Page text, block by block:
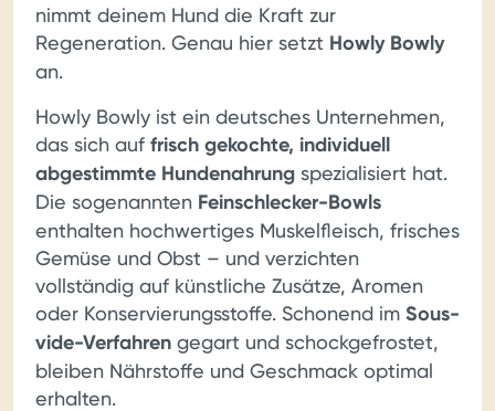
nimmt deinem Hund die Kraft zur
Regeneration. Genau hier setzt Howly Bowly
an.
Howly Bowly ist ein deutsches Unternehmen,
das sich auf frisch gekochte, individuell
abgestimmte Hundenahrung spezialisiert hat.
Die sogenannten Feinschlecker-Bowls
enthalten hochwertiges Muskelfleisch, frisches
Gemüse und Obst – und verzichten
vollständig auf künstliche Zusätze, Aromen
oder Konservierungsstoffe. Schonend im Sous-
vide-Verfahren gegart und schockgefrostet,
bleiben Nährstoffe und Geschmack optimal
erhalten.